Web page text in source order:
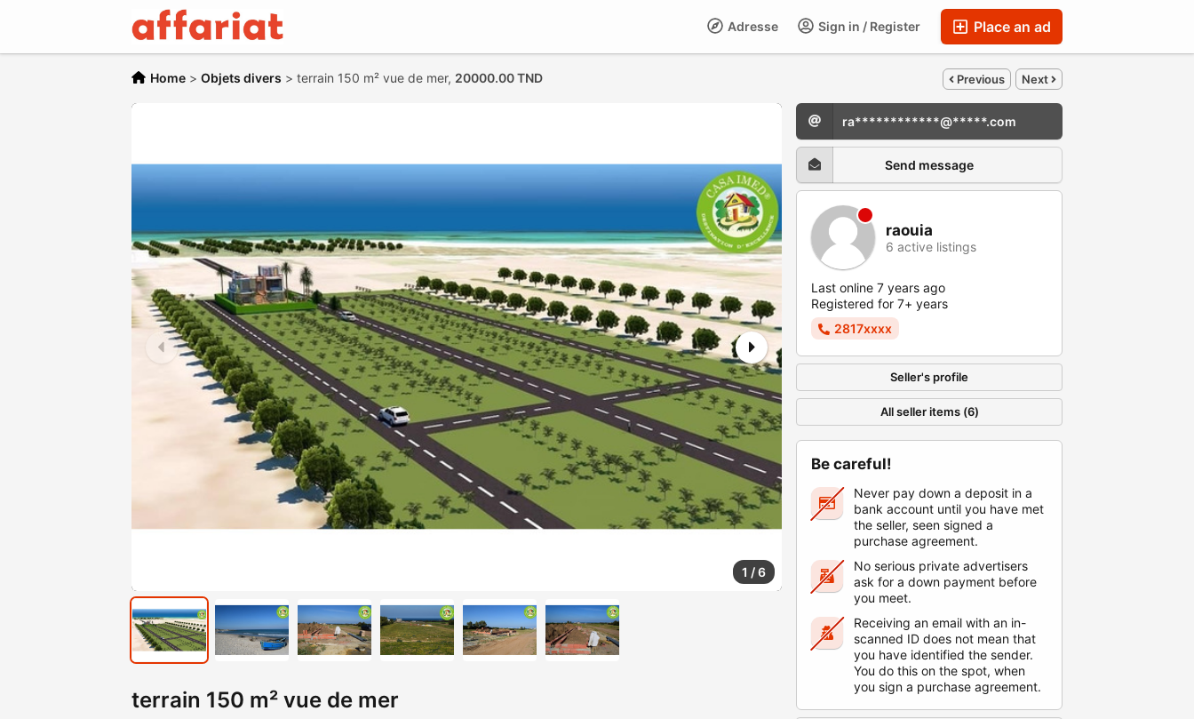
Place an ad
Sign in / Register
Adresse
Home > Objets divers > terrain 150 m² vue de mer, 20000.00 TND Previous Next
1 /6
terrain 150 m² vue de mer
ra************@*****.com
Send message
raouia
6 active listings
Last online 7 years ago
Registered for 7+ years
2817xxxx
Seller's profile
All seller items (6)
Be careful!
Never pay down a deposit in a
bank account until you have met
the seller, seen signed a
purchase agreement.
No serious private advertisers
ask for a down payment before
you meet.
Receiving an email with an in-
scanned ID does not mean that
you have identified the sender.
You do this on the spot, when
you sign a purchase agreement.